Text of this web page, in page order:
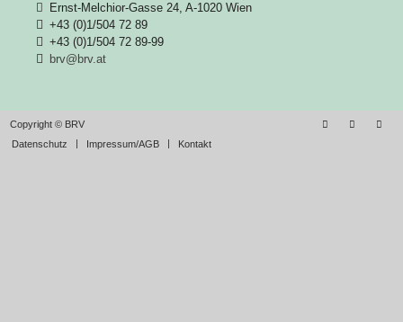
Ernst-Melchior-Gasse 24, A-1020 Wien
+43 (0)1/504 72 89
+43 (0)1/504 72 89-99
brv@brv.at
Copyright © BRV
Datenschutz
Impressum/AGB Kontakt